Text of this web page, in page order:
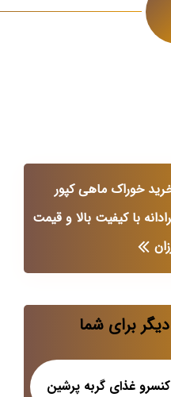
خوراک ماهی کپور
با کیفیت بالا و قیمت
برای شما
غذای گربه پرشین